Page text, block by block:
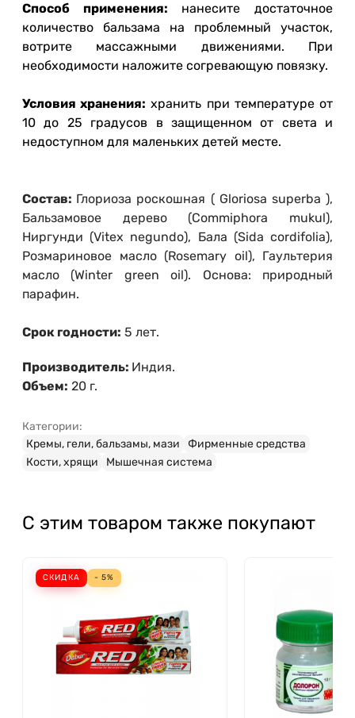
Способ применения: нанесите достаточное
количество бальзама на проблемный участок,
вотрите массажными движениями. При
необходимости наложите согревающую повязку.
Условия хранения: хранить при температуре от
10 до 25 градусов в защищенном от света и
недоступном для маленьких детей месте.
Состав: Глориоза роскошная ( Gloriosa superba ),
Бальзамовое дерево (Commiphora mukul),
Ниргунди (Vitex negundo), Бала (Sida cordifolia),
Розмариновое масло (Rosemary oil), Гаультерия
масло (Winter green oil). Основа: природный
парафин.
Срок годности: 5 лет.
Производитель: Индия.
Объем: 20 г.
Категории:
Кремы, гели, бальзамы, мази
Фирменные средства
Кости, хрящи
Мышечная система
С этим товаром также покупают
СКИДКА - 5%